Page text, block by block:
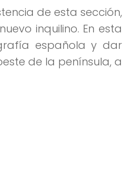
de esta sección,
inquilino. En esta
española y dar
de la península, a